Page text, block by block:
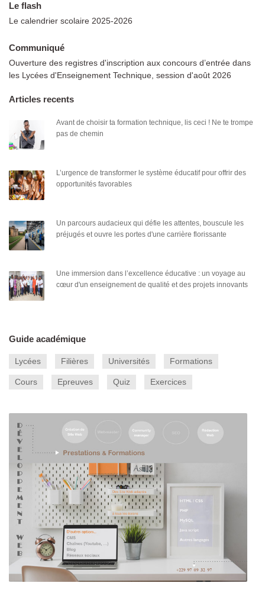
Le flash
Le calendrier scolaire 2025-2026
Communiqué
Ouverture des registres d'inscription aux concours d’entrée dans
les Lycées d'Enseignement Technique, session d'août 2026
Articles recents
Avant de choisir ta formation technique, lis ceci ! Ne te trompe
pas de chemin
L’urgence de transformer le système éducatif pour offrir des
opportunités favorables
Un parcours audacieux qui défie les attentes, bouscule les
préjugés et ouvre les portes d'une carrière florissante
Une immersion dans l’excellence éducative : un voyage au
cœur d'un enseignement de qualité et des projets innovants
Guide académique
Lycées Filières Universités Formations
Cours Epreuves Quiz Exercices